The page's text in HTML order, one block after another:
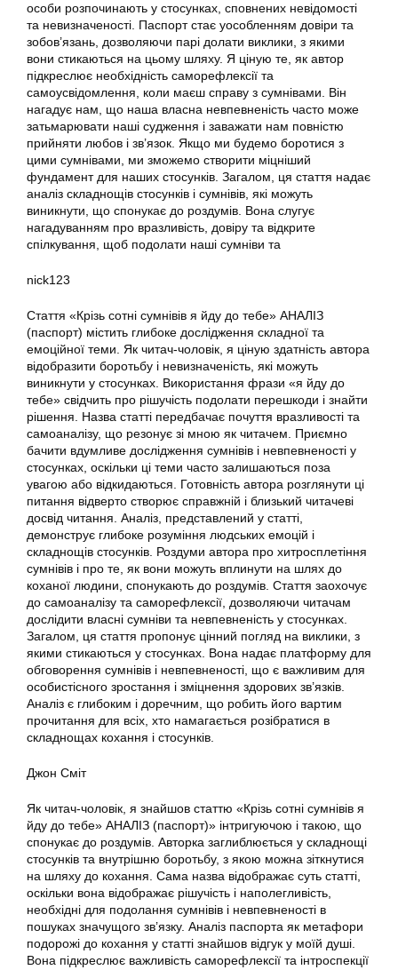
особи розпочинають у стосунках, сповнених невідомості
та невизначеності. Паспорт стає уособленням довіри та
зобов’язань, дозволяючи парі долати виклики, з якими
вони стикаються на цьому шляху. Я ціную те, як автор
підкреслює необхідність саморефлексії та
самоусвідомлення, коли маєш справу з сумнівами. Він
нагадує нам, що наша власна невпевненість часто може
затьмарювати наші судження і заважати нам повністю
прийняти любов і зв’язок. Якщо ми будемо боротися з
цими сумнівами, ми зможемо створити міцніший
фундамент для наших стосунків. Загалом, ця стаття надає
аналіз складнощів стосунків і сумнівів, які можуть
виникнути, що спонукає до роздумів. Вона слугує
нагадуванням про вразливість, довіру та відкрите
спілкування, щоб подолати наші сумніви та
nick123
Стаття «Крізь сотні сумнівів я йду до тебе» АНАЛІЗ
(паспорт) містить глибоке дослідження складної та
емоційної теми. Як читач-чоловік, я ціную здатність автора
відобразити боротьбу і невизначеність, які можуть
виникнути у стосунках. Використання фрази «я йду до
тебе» свідчить про рішучість подолати перешкоди і знайти
рішення. Назва статті передбачає почуття вразливості та
самоаналізу, що резонує зі мною як читачем. Приємно
бачити вдумливе дослідження сумнівів і невпевненості у
стосунках, оскільки ці теми часто залишаються поза
увагою або відкидаються. Готовність автора розглянути ці
питання відверто створює справжній і близький читачеві
досвід читання. Аналіз, представлений у статті,
демонструє глибоке розуміння людських емоцій і
складнощів стосунків. Роздуми автора про хитросплетіння
сумнівів і про те, як вони можуть вплинути на шлях до
коханої людини, спонукають до роздумів. Стаття заохочує
до самоаналізу та саморефлексії, дозволяючи читачам
дослідити власні сумніви та невпевненість у стосунках.
Загалом, ця стаття пропонує цінний погляд на виклики, з
якими стикаються у стосунках. Вона надає платформу для
обговорення сумнівів і невпевненості, що є важливим для
особистісного зростання і зміцнення здорових зв’язків.
Аналіз є глибоким і доречним, що робить його вартим
прочитання для всіх, хто намагається розібратися в
складнощах кохання і стосунків.
Джон Сміт
Як читач-чоловік, я знайшов статтю «Крізь сотні сумнівів я
йду до тебе» АНАЛІЗ (паспорт)» інтригуючою і такою, що
спонукає до роздумів. Авторка заглиблюється у складнощі
стосунків та внутрішню боротьбу, з якою можна зіткнутися
на шляху до кохання. Сама назва відображає суть статті,
оскільки вона відображає рішучість і наполегливість,
необхідні для подолання сумнівів і невпевненості в
пошуках значущого зв’язку. Аналіз паспорта як метафори
подорожі до кохання у статті знайшов відгук у моїй душі.
Вона підкреслює важливість саморефлексії та інтроспекції